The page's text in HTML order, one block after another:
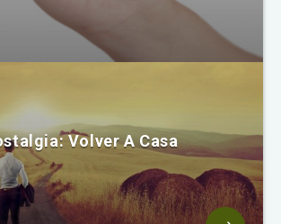
Volver A Casa